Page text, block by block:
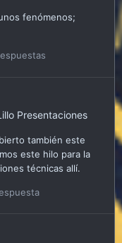
fenómenos;
Presentaciones
también este
este hilo para la
técnicas allí.